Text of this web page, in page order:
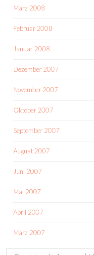
März 2008
Februar 2008
Januar 2008
Dezember 2007
November 2007
Oktober 2007
September 2007
August 2007
Juni 2007
Mai 2007
April 2007
März 2007